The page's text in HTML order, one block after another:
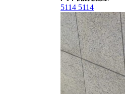
5114 5114